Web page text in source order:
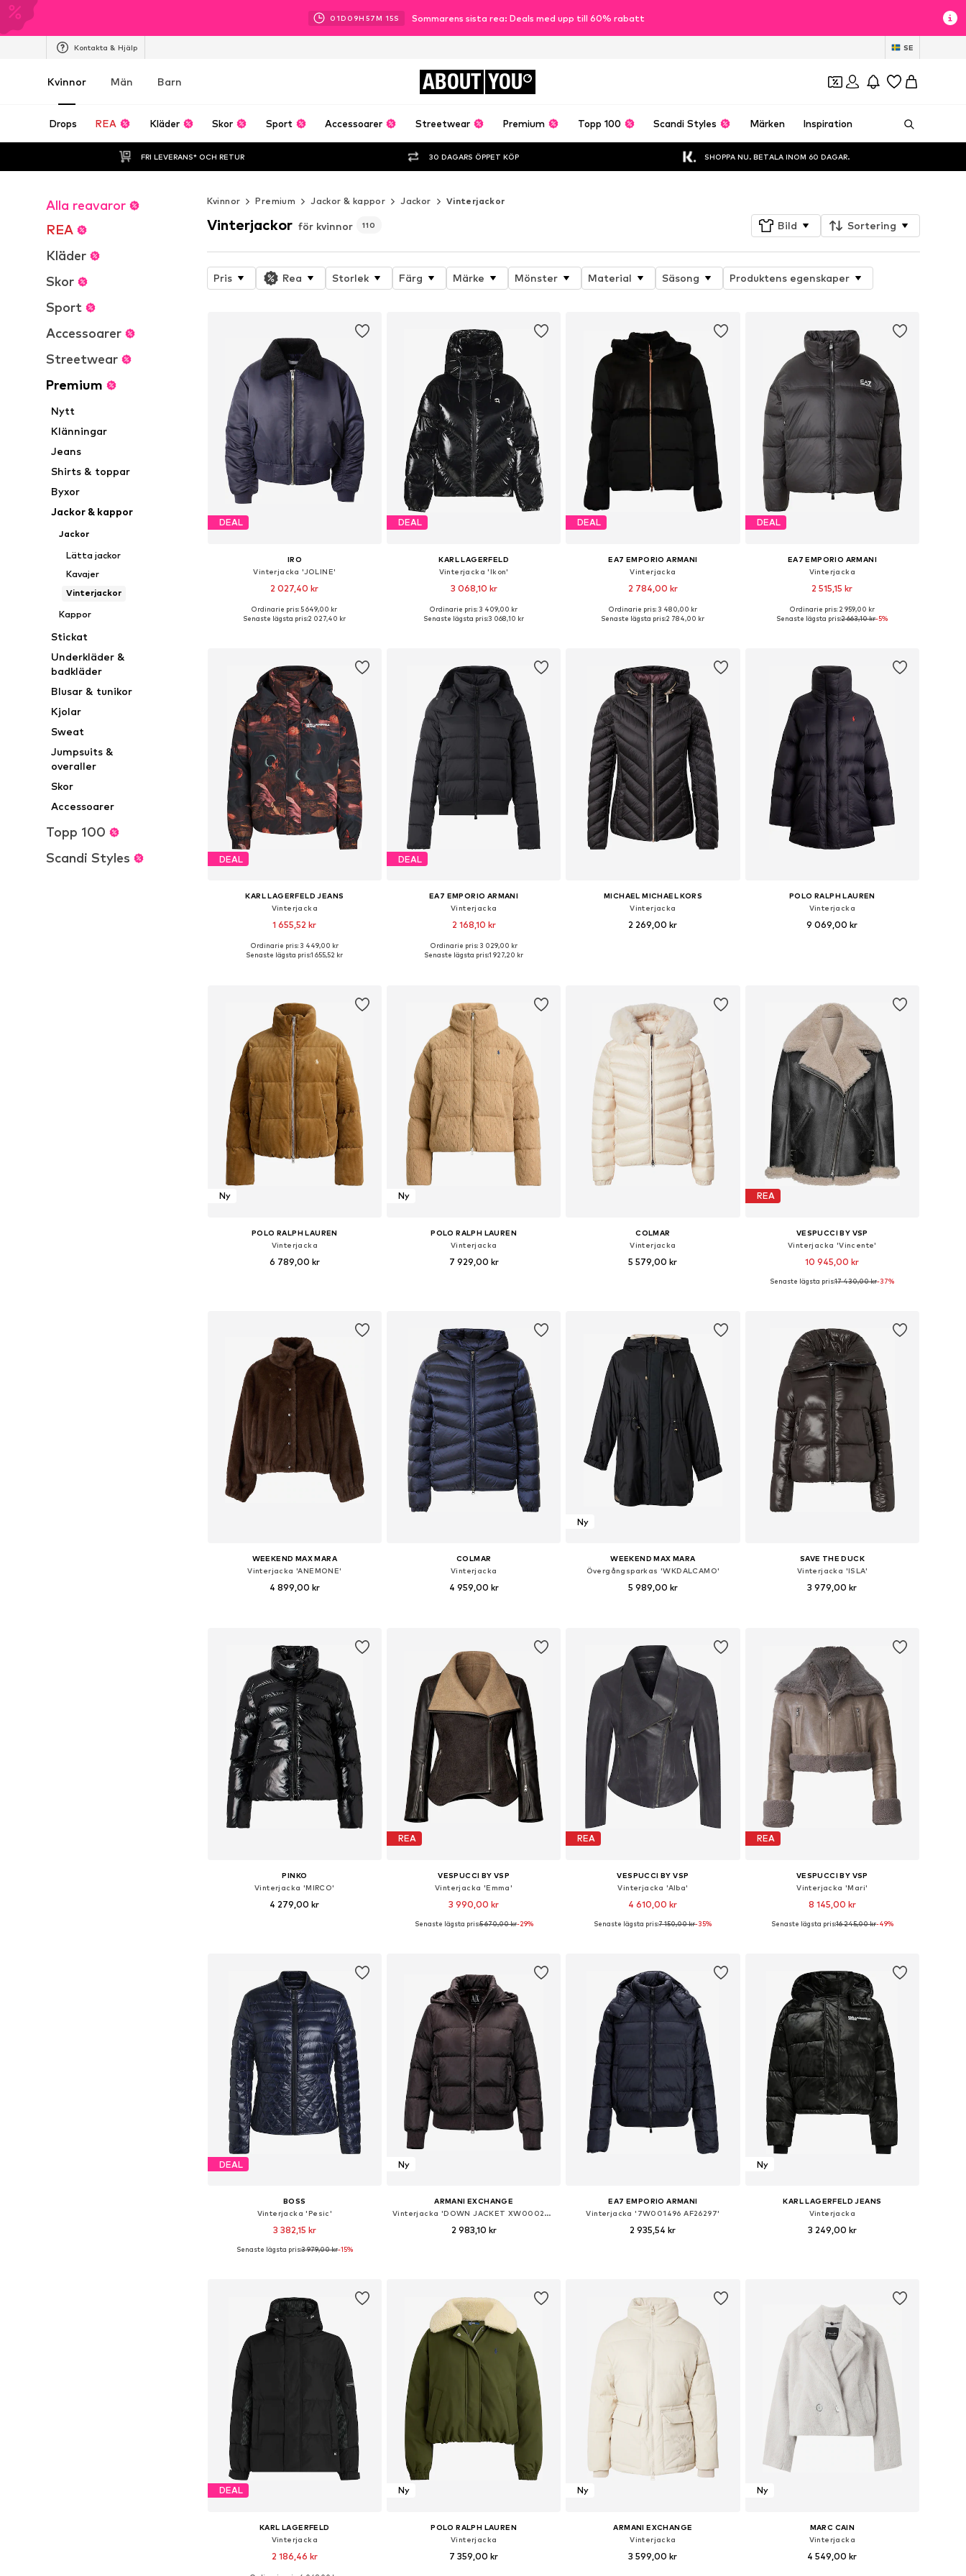
01D 09H 57M 12S Sommarens sista rea: Deals med upp till 60% rabatt
Kontakta & Hjälp SE
Kvinnor Män Barn ABOUT YOU
Drops REA Kläder Skor Sport Accessoarer Streetwear Premium Topp 100 Scandi Styles Märken Inspiration
FRI LEVERANS* OCH RETUR 30 DAGARS ÖPPET KÖP SHOPPA NU. BETALA INOM 60 DAGAR.
Alla reavaror
REA
Kläder
Skor
Sport
Accessoarer
Streetwear
Premium
Nytt
Klänningar
Jeans
Shirts & toppar
Byxor
Jackor & kappor
Jackor
Lätta jackor
Kavajer
Vinterjackor
Kappor
Stickat
Underkläder &
badkläder
Blusar & tunikor
Kjolar
Sweat
Jumpsuits &
overaller
Skor
Accessoarer
Topp 100
Scandi Styles
Kvinnor Premium Jackor & kappor Jackor Vinterjackor
Vinterjackor för kvinnor 110 Bild Sortering
Pris Rea Storlek Färg Märke Mönster Material Säsong Produktens egenskaper
DEAL
IRO
Vinterjacka 'JOLINE'
2 027,40 kr
Tillgängliga storlekar: S-M, M
Ordinarie pris: 5 649,00 kr
Senaste lägsta pris:2 027,40 kr
DEAL
KARL LAGERFELD
Vinterjacka 'Ikon'
3 068,10 kr
Tillgängliga storlekar: XS, S, M, L, XL
Ordinarie pris: 3 409,00 kr
Senaste lägsta pris:3 068,10 kr
DEAL
EA7 EMPORIO ARMANI
Vinterjacka
2 784,00 kr
Tillgängliga storlekar: XS, S, M, L
Ordinarie pris: 3 480,00 kr
Senaste lägsta pris:2 784,00 kr
DEAL
EA7 EMPORIO ARMANI
Vinterjacka
2 515,15 kr
Tillgängliga storlekar: XS, S, M, L, XL
Ordinarie pris: 2 959,00 kr
Senaste lägsta pris:2 663,10 kr-5%
DEAL
KARL LAGERFELD JEANS
Vinterjacka
1 655,52 kr
Tillgängliga storlekar: S, M, L, XL
Ordinarie pris: 3 449,00 kr
Senaste lägsta pris:1 655,52 kr
DEAL
EA7 EMPORIO ARMANI
Vinterjacka
2 168,10 kr
Tillgängliga storlekar: S, M, L, XL
Ordinarie pris: 3 029,00 kr
Senaste lägsta pris:1 927,20 kr
MICHAEL MICHAEL KORS
Vinterjacka
2 269,00 kr
POLO RALPH LAUREN
Vinterjacka
9 069,00 kr
Ny
POLO RALPH LAUREN
Vinterjacka
6 789,00 kr
Ny
POLO RALPH LAUREN
Vinterjacka
7 929,00 kr
COLMAR
Vinterjacka
5 579,00 kr
REA
VESPUCCI BY VSP
Vinterjacka 'Vincente'
10 945,00 kr
Tillgängliga storlekar: XS, S, M, L
Senaste lägsta pris:17 430,00 kr-37%
WEEKEND MAX MARA
Vinterjacka 'ANEMONE'
4 899,00 kr
COLMAR
Vinterjacka
4 959,00 kr
Ny
WEEKEND MAX MARA
Övergångsparkas 'WKDALCAMO'
5 989,00 kr
SAVE THE DUCK
Vinterjacka 'ISLA'
3 979,00 kr
PINKO
Vinterjacka 'MIRCO'
4 279,00 kr
REA
VESPUCCI BY VSP
Vinterjacka 'Emma'
3 990,00 kr
Tillgängliga storlekar: S, M, L
Senaste lägsta pris:5 670,00 kr-29%
REA
VESPUCCI BY VSP
Vinterjacka 'Alba'
4 610,00 kr
Tillgängliga storlekar: XS, S, M, L
Senaste lägsta pris:7 150,00 kr-35%
REA
VESPUCCI BY VSP
Vinterjacka 'Mari'
8 145,00 kr
Tillgängliga storlekar: XS, S, M, L
Senaste lägsta pris:16 245,00 kr-49%
DEAL
BOSS
Vinterjacka 'Pesic'
3 382,15 kr
Tillgängliga storlekar: XS, S, M, L, XL
Senaste lägsta pris:3 979,00 kr-15%
Ny
ARMANI EXCHANGE
Vinterjacka 'DOWN JACKET XW000228 AF12286'
2 983,10 kr
EA7 EMPORIO ARMANI
Vinterjacka '7W001496 AF26297'
2 935,54 kr
Ny
KARL LAGERFELD JEANS
Vinterjacka
3 249,00 kr
DEAL
KARL LAGERFELD
Vinterjacka
2 186,46 kr
Ny
POLO RALPH LAUREN
Vinterjacka
7 359,00 kr
Ny
ARMANI EXCHANGE
Vinterjacka
3 599,00 kr
Ny
MARC CAIN
Vinterjacka
4 549,00 kr